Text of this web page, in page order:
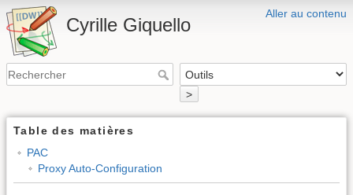
Aller au contenu
Cyrille Giquello
>
Table des matières
PAC
Proxy Auto-Configuration